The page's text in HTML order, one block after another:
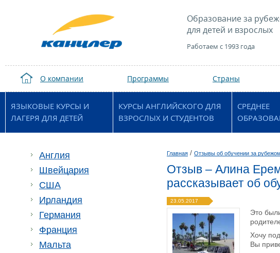
Образование за
для детей и взрослых
Работаем с 1993 года
О компании Программы Страны
ЯЗЫКОВЫЕ КУРСЫ И
ЛАГЕРЯ ДЛЯ ДЕТЕЙ
КУРСЫ АНГЛИЙСКОГО ДЛЯ
ВЗРОСЛЫХ И СТУДЕНТОВ
СРЕДНЕЕ
Англия
Швейцария
США
Ирландия
Германия
Франция
Мальта
Главная / Отзывы об обучении за рубежом
Отзыв – Алина
рассказывает об
23.05.2017
Это
Хочу
Вы